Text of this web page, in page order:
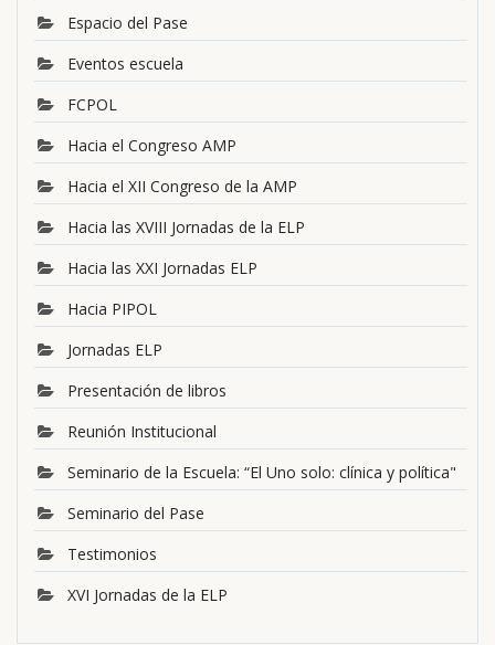
Espacio del Pase
Eventos escuela
FCPOL
Hacia el Congreso AMP
Hacia el XII Congreso de la AMP
Hacia las XVIII Jornadas de la ELP
Hacia las XXI Jornadas ELP
Hacia PIPOL
Jornadas ELP
Presentación de libros
Reunión Institucional
Seminario de la Escuela: “El Uno solo: clínica y política"
Seminario del Pase
Testimonios
XVI Jornadas de la ELP